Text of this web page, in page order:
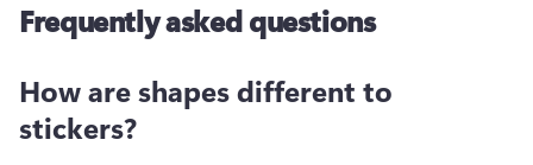
Frequently asked questions
How are shapes different to
stickers?